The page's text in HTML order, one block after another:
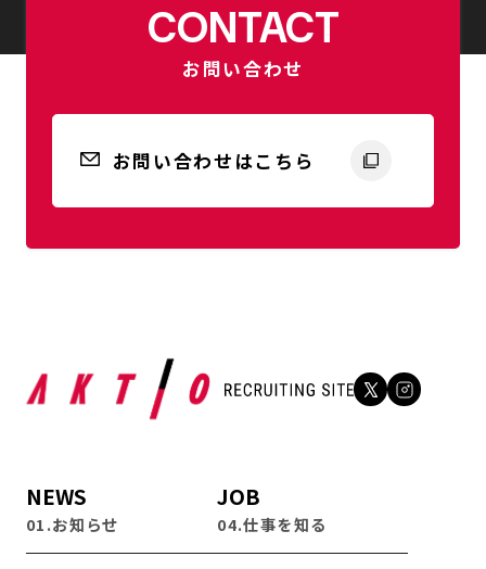
CONTACT
お問い合わせ
お問い合わせはこちら
NEWS
01.お知らせ
JOB
04.仕事を知る